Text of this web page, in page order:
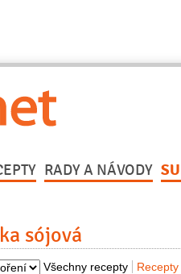
RADY A NÁVODY
sójová
Všechny recepty